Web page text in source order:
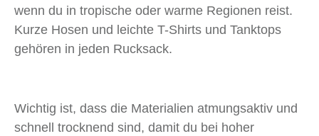
wenn du in tropische oder warme Regionen reist.
Kurze Hosen und leichte T-Shirts und Tanktops
gehören in jeden Rucksack.
Wichtig ist, dass die Materialien atmungsaktiv und
schnell trocknend sind, damit du bei hoher